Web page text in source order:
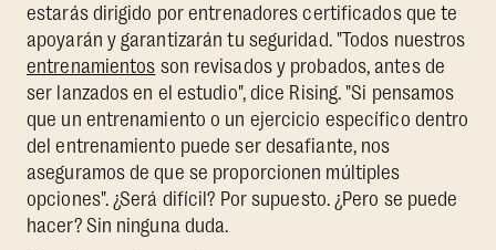
estarás dirigido por entrenadores certificados que te
apoyarán y garantizarán tu seguridad. "Todos nuestros
entrenamientos son revisados y probados, antes de
ser lanzados en el estudio", dice Rising. "Si pensamos
que un entrenamiento o un ejercicio específico dentro
del entrenamiento puede ser desafiante, nos
aseguramos de que se proporcionen múltiples
opciones". ¿Será difícil? Por supuesto. ¿Pero se puede
hacer? Sin ninguna duda.